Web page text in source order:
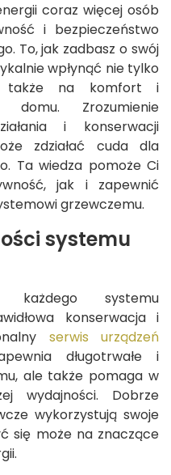
coraz więcej osób
i bezpieczeństwo
To, jak zadbasz o swój
wpłynąć nie tylko
także na komfort i
domu. Zrozumienie
i konserwacji
zdziałać cuda dla
Ta wiedza pomoże Ci
jak i zapewnić
grzewczemu.
systemu
każdego systemu
konserwacja i
serwis urządzeń
długotrwałe i
ale także pomaga w
wydajności. Dobrze
wykorzystują swoje
się może na znaczące